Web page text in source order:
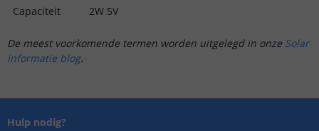
Capaciteit
2W 5V
De meest voorkomende termen worden uitgelegd in onze Solar
informatie blog.
Hulp nodig?